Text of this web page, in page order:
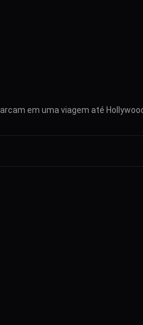
em uma viagem até